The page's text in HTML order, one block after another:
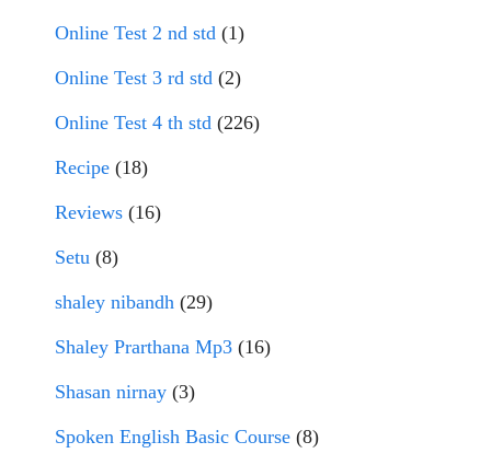
Online Test 2 nd std (1)
Online Test 3 rd std (2)
Online Test 4 th std (226)
Recipe (18)
Reviews (16)
Setu (8)
shaley nibandh (29)
Shaley Prarthana Mp3 (16)
Shasan nirnay (3)
Spoken English Basic Course (8)